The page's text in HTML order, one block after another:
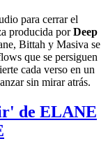
para cerrar el
producida porDeep
Bittah y Masiva se
que se persiguen
cada verso en un
sin mirar atrás.
de ELANE